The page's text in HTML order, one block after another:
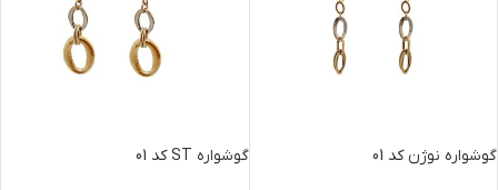
گوشواره نوژن کد 01 گوشواره ST کد 01